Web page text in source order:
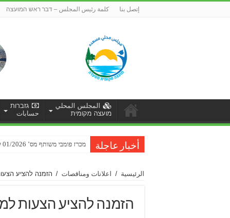
إتصل بنا كلمة رئيس المجلس – דבר ראש המועצה
المجلس المحلي
מועצה מקומית
גזברות
حسابات
أخبار عاجلة מכרז פומבי משותף מס’ 01/2026 לביצוע עבודות שיקום כביש ברכת רם-סחיתא
الرئيسية / اعلانات ومناقصات / הזמנה להציע
הזמנה להציע הצעות